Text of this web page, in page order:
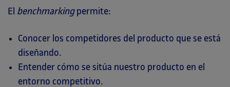
El benchmarkingpermite:
Conocer los competidores del producto que se está
diseñando.
Entender cómo se sitúa nuestro producto en el
entorno competitivo.